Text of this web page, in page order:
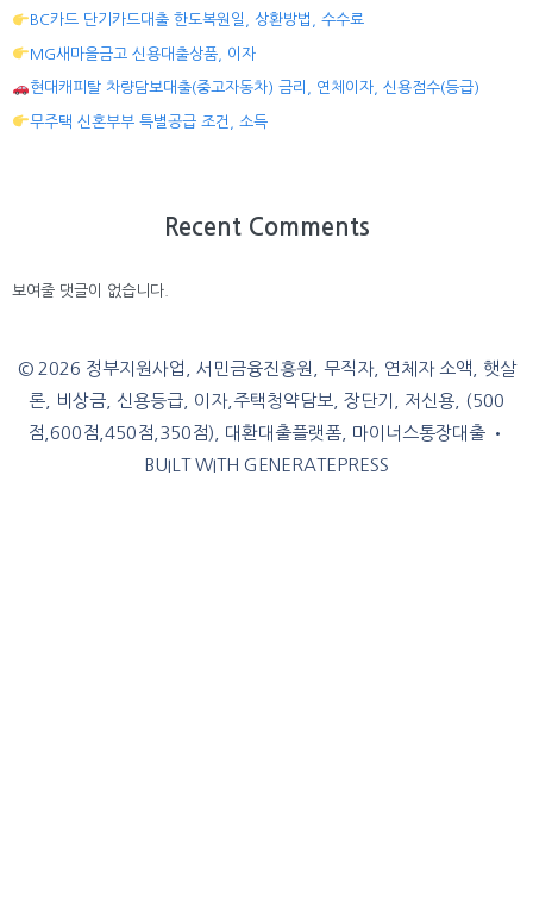
BC카드 단기카드대출 한도복원일, 상환방법, 수수료
MG새마을금고 신용대출상품, 이자
현대캐피탈 차량담보대출(중고자동차) 금리, 연체이자, 신용점수(등급)
무주택 신혼부부 특별공급 조건, 소득
Recent Comments
보여줄 댓글이 없습니다.
© 2026 정부지원사업, 서민금융진흥원, 무직자, 연체자 소액, 햇살
론, 비상금, 신용등급, 이자,주택청약담보, 장단기, 저신용, (500
점,600점,450점,350점), 대환대출플랫폼, 마이너스통장대출 •
BUILT WITH GENERATEPRESS